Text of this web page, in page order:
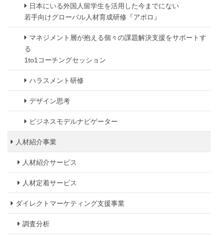
日本にいる外国人留学生を活用した今までにない
若手向けグローバル人材育成研修『アポロ』
マネジメント層が抱える個々の課題解決支援をサポートす
る
1to1コーチングセッション
ハラスメント研修
デザイン思考
ビジネスモデルナビゲーター
人材紹介事業
人材紹介サービス
人材定着サービス
ダイレクトマーケティング支援事業
調査分析